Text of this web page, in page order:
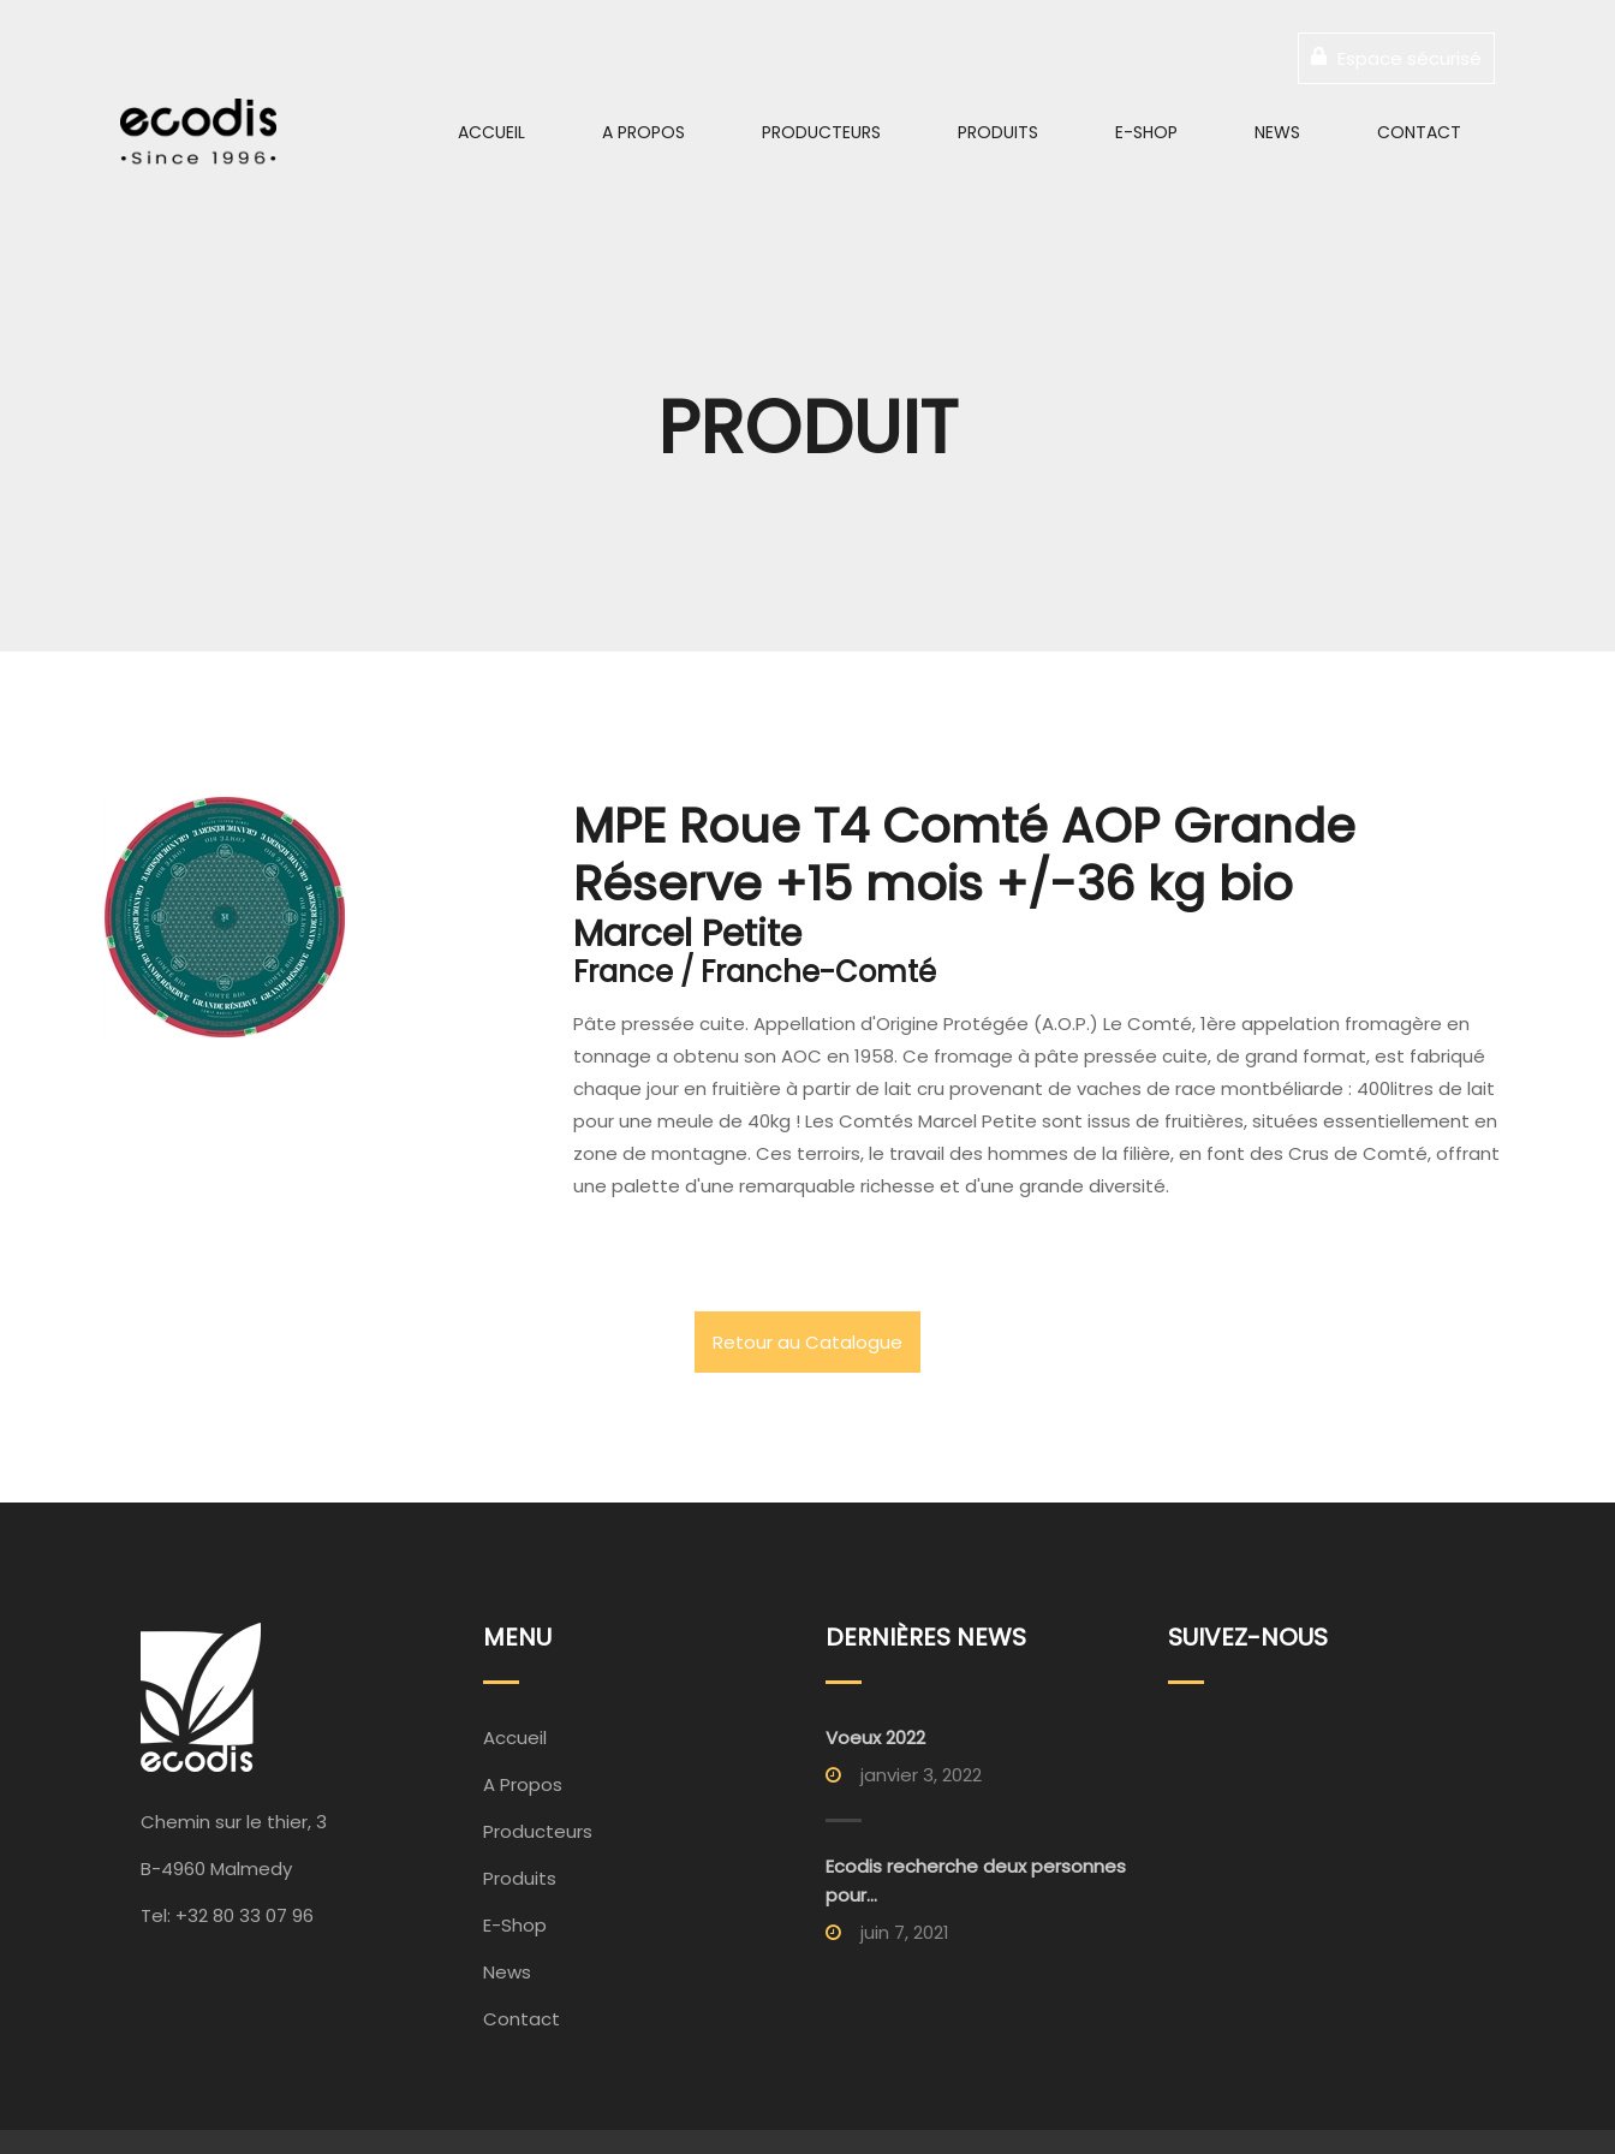
ACCUEIL A PROPOS PRODUCTEURS PRODUITS E-SHOP NEWS CONTACT
PRODUIT
MPE Roue T4 Comté AOP Grande
Réserve +15 mois +/-36 kg bio
Marcel Petite
France / Franche-Comté
Pâte pressée cuite. Appellation d'Origine Protégée (A.O.P.) Le Comté, 1ère appelation fromagère en
tonnage a obtenu son AOC en 1958. Ce fromage à pâte pressée cuite, de grand format, est fabriqué
chaque jour en fruitière à partir de lait cru provenant de vaches de race montbéliarde : 400litres de lait
pour une meule de 40kg ! Les Comtés Marcel Petite sont issus de fruitières, situées essentiellement en
zone de montagne. Ces terroirs, le travail des hommes de la filière, en font des Crus de Comté, offrant
une palette d'une remarquable richesse et d'une grande diversité.
Retour au Catalogue
Chemin sur le thier, 3
B-4960 Malmedy
Tel: +32 80 33 07 96
MENU
Accueil
A Propos
Producteurs
Produits
E-Shop
News
Contact
DERNIÈRES NEWS
Voeux 2022
janvier 3, 2022
Ecodis recherche deux personnes
pour...
juin 7, 2021
SUIVEZ-NOUS